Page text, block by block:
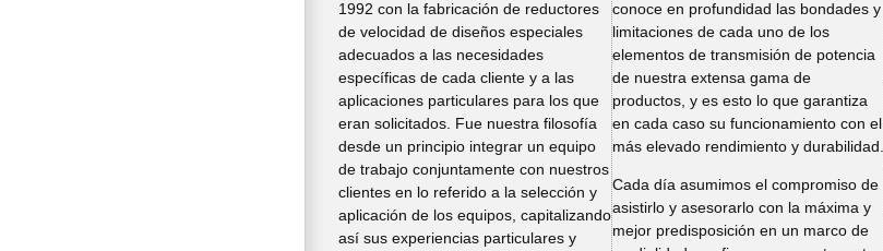
1992 con la fabricación de reductores
de velocidad de diseños especiales
adecuados a las necesidades
específicas de cada cliente y a las
aplicaciones particulares para los que
eran solicitados. Fue nuestra filosofía
desde un principio integrar un equipo
de trabajo conjuntamente con nuestros
clientes en lo referido a la selección y
aplicación de los equipos, capitalizando
así sus experiencias particulares y
conoce en profundidad las bondades y
limitaciones de cada uno de los
elementos de transmisión de potencia
de nuestra extensa gama de
productos, y es esto lo que garantiza
en cada caso su funcionamiento con el
más elevado rendimiento y durabilidad.
Cada día asumimos el compromiso de
asistirlo y asesorarlo con la máxima y
mejor predisposición en un marco de